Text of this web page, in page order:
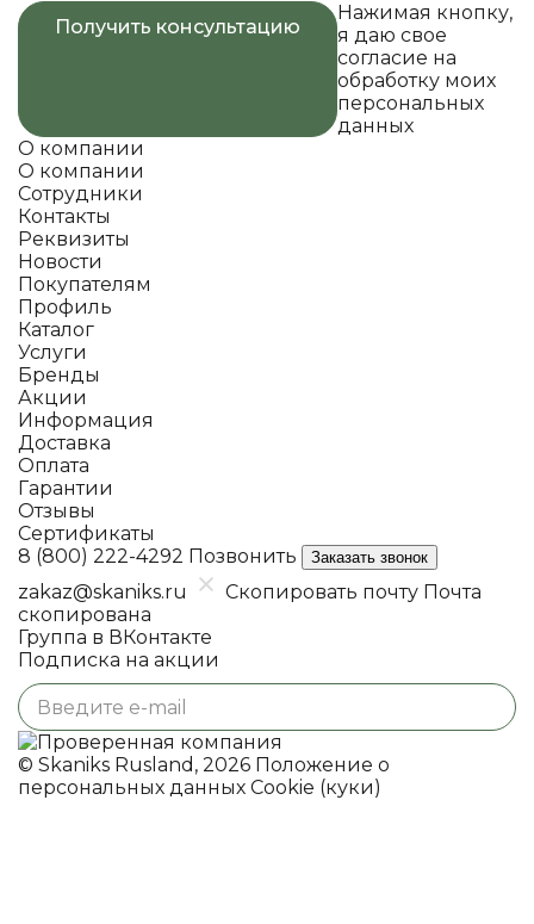
Получить консультацию
Нажимая кнопку,
я даю свое
согласие на
обработку моих
персональных
данных
О компании
О компании
Сотрудники
Контакты
Реквизиты
Новости
Покупателям
Профиль
Каталог
Услуги
Бренды
Акции
Информация
Доставка
Оплата
Гарантии
Отзывы
Сертификаты
8 (800) 222-4292 Позвонить Заказать звонок
zakaz@skaniks.ru Скопировать почту Почта
скопирована
Группа в ВКонтакте
Подписка на акции
© Skaniks Rusland, 2026 Положение о
персональных данных Cookie (куки)